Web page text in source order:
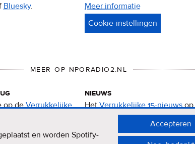
Bluesky.
Meer informatie
&
MEER OP NPORADIO2.NL
op deVerrukkelijke
nieuws
HetVerrukkelijke 15-nieuwsop
de NPO Radio 2-website.
en worden Spotify-
Accepteren